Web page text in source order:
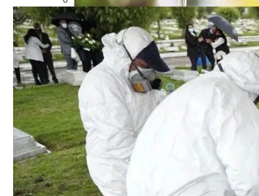
Военные Рельсы Спасут Британскую
Индия Не Будет Спрашивать
Как Сочетать Вина С Салатами: